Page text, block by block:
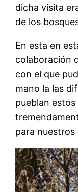
dicha visita
de los
En esta en
colaboración
con el que
mano la las
pueblan
para nuestros